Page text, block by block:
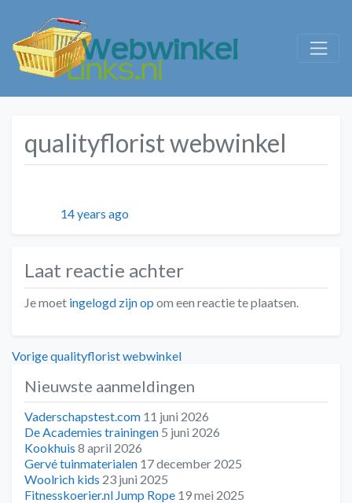
qualityflorist webwinkel
Geplaatst
14 years ago
Laat reactie achter
Je moet ingelogd zijn op om een reactie te plaatsen.
Bericht
navigatie
VorigeVorig
qualityflorist webwinkel
Nieuwste aanmeldingen
Vaderschapstest.com 11 juni 2026
De Academies trainingen 5 juni 2026
Kookhuis 8 april 2026
Gervé tuinmaterialen 17 december 2025
Woolrich kids 23 juni 2025
Fitnesskoerier.nl Jump Rope 19 mei 2025